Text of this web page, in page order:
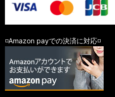
◽️Amazon payでの決済に対応◽️